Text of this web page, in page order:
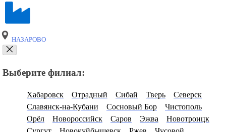
НАЗАРОВО
Выберите филиал:
Хабаровск Отрадный Сибай Тверь
Северск
Славянск-на-Кубани
Сосновый Бор
Чистополь
Орёл
Новороссийск Саров Эжва
Новотроицк